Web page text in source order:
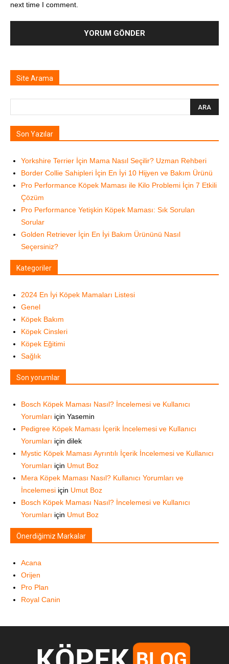
next time I comment.
Site Arama
Son Yazılar
Yorkshire Terrier İçin Mama Nasıl Seçilir? Uzman Rehberi
Border Collie Sahipleri İçin En İyi 10 Hijyen ve Bakım Ürünü
Pro Performance Köpek Maması ile Kilo Problemi İçin 7 Etkili
Çözüm
Pro Performance Yetişkin Köpek Maması: Sık Sorulan
Sorular
Golden Retriever İçin En İyi Bakım Ürününü Nasıl
Seçersiniz?
Kategoriler
2024 En İyi Köpek Mamaları Listesi
Genel
Köpek Bakım
Köpek Cinsleri
Köpek Eğitimi
Sağlık
Son yorumlar
Bosch Köpek Maması Nasıl? İncelemesi ve Kullanıcı
Yorumları için Yasemin
Pedigree Köpek Maması İçerik İncelemesi ve Kullanıcı
Yorumları için dilek
Mystic Köpek Maması Ayrıntılı İçerik İncelemesi ve Kullanıcı
Yorumları için Umut Boz
Mera Köpek Maması Nasıl? Kullanıcı Yorumları ve
İncelemesi için Umut Boz
Bosch Köpek Maması Nasıl? İncelemesi ve Kullanıcı
Yorumları için Umut Boz
Önerdiğimiz Markalar
Acana
Orijen
Pro Plan
Royal Canin